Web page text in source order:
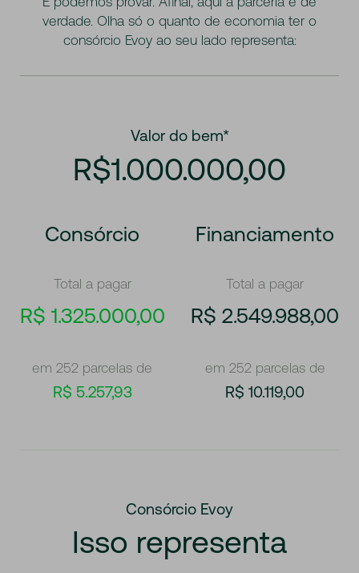
verdade. Olha só o quanto de economia ter o
consórcio Evoy ao seu lado representa:
Valor do bem*
R$1.000.000,00
Consórcio
Total a pagar
R$ 1.325.000,00
em 252 parcelas de
R$ 5.257,93
Financiamento
Total a pagar
R$ 2.549.988,00
em 252 parcelas de
R$ 10.119,00
Consórcio Evoy
Isso representa